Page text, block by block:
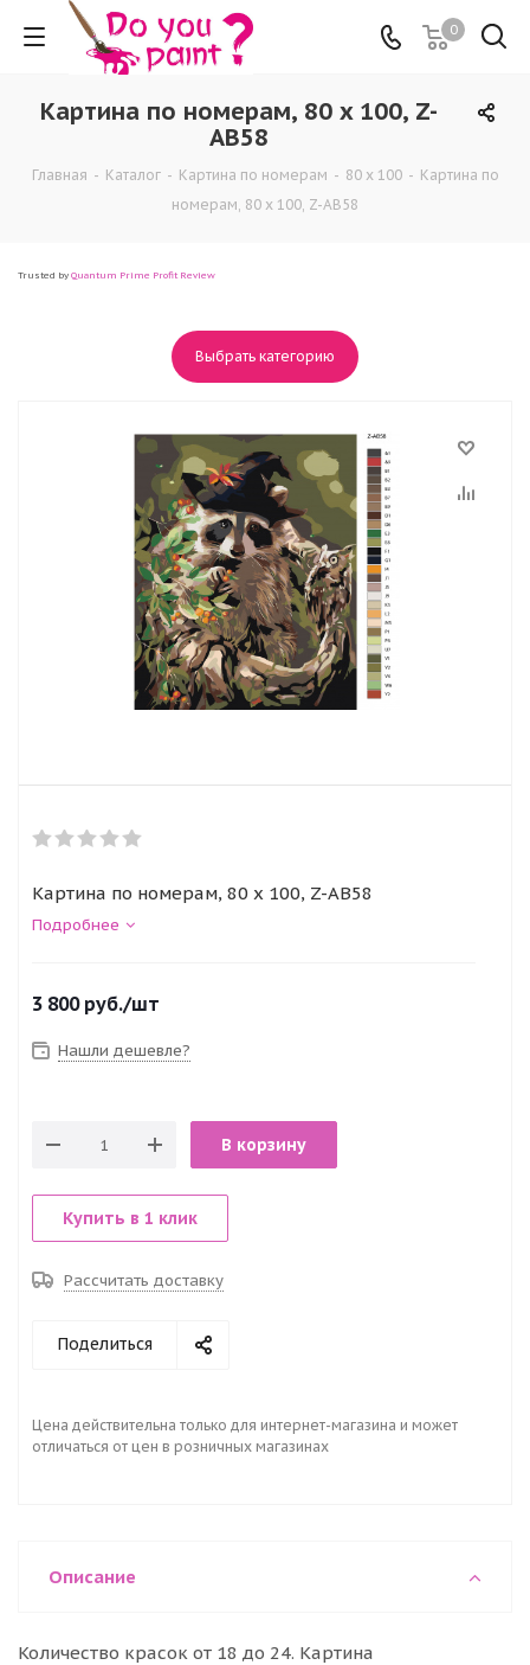
0
Картина по номерам, 80 x 100, Z-
AB58
Главная - Каталог - Картина по номерам - 80 x 100 - Картина по
номерам, 80 x 100, Z-AB58
Trusted by Quantum Prime Profit Review
Выбрать категорию
Картина по номерам, 80 x 100, Z-AB58
Подробнее
3 800руб./шт
Нашли дешевле?
В корзину
Купить в 1 клик
Рассчитать доставку
Поделиться
Цена действительна только для интернет-магазина и может
отличаться от цен в розничных магазинах
Описание
Количество красок от 18 до 24. Картина